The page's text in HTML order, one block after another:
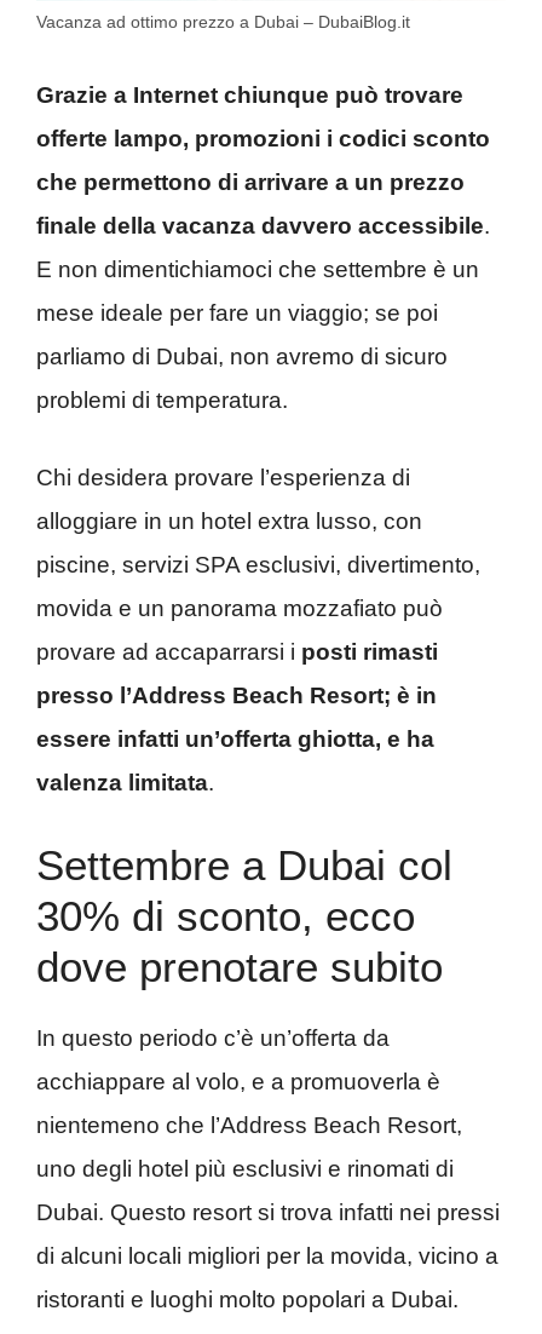
Vacanza ad ottimo prezzo a Dubai – DubaiBlog.it
Grazie a Internet chiunque può trovare
offerte lampo, promozioni i codici sconto
che permettono di arrivare a un prezzo
finale della vacanza davvero accessibile.
E non dimentichiamoci che settembre è un
mese ideale per fare un viaggio; se poi
parliamo di Dubai, non avremo di sicuro
problemi di temperatura.
Chi desidera provare l’esperienza di
alloggiare in un hotel extra lusso, con
piscine, servizi SPA esclusivi, divertimento,
movida e un panorama mozzafiato può
provare ad accaparrarsi i posti rimasti
presso l’Address Beach Resort; è in
essere infatti un’offerta ghiotta, e ha
valenza limitata.
Settembre a Dubai col
30% di sconto, ecco
dove prenotare subito
In questo periodo c’è un’offerta da
acchiappare al volo, e a promuoverla è
nientemeno che l’Address Beach Resort,
uno degli hotel più esclusivi e rinomati di
Dubai. Questo resort si trova infatti nei pressi
di alcuni locali migliori per la movida, vicino a
ristoranti e luoghi molto popolari a Dubai.